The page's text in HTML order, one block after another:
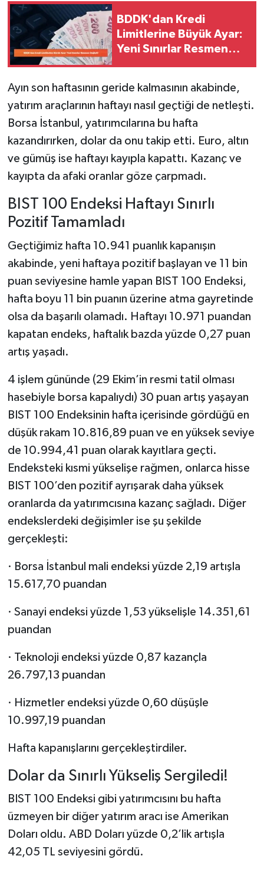
BDDK'dan Kredi
Limitlerine Büyük Ayar:
Yeni Sınırlar Resmen
Ayın son haftasının geride kalmasının akabinde,
yatırım araçlarının haftayı nasıl geçtiği de netleşti.
Borsa İstanbul, yatırımcılarına bu hafta
kazandırırken, dolar da onu takip etti. Euro, altın
ve gümüş ise haftayı kayıpla kapattı. Kazanç ve
kayıpta da afaki oranlar göze çarpmadı.
BIST 100 Endeksi Haftayı Sınırlı
Pozitif Tamamladı
Geçtiğimiz hafta 10.941 puanlık kapanışın
akabinde, yeni haftaya pozitif başlayan ve 11 bin
puan seviyesine hamle yapan BIST 100 Endeksi,
hafta boyu 11 bin puanın üzerine atma gayretinde
olsa da başarılı olamadı. Haftayı 10.971 puandan
kapatan endeks, haftalık bazda yüzde 0,27 puan
artış yaşadı.
4 işlem gününde (29 Ekim’in resmi tatil olması
hasebiyle borsa kapalıydı) 30 puan artış yaşayan
BIST 100 Endeksinin hafta içerisinde gördüğü en
düşük rakam 10.816,89 puan ve en yüksek seviye
de 10.994,41 puan olarak kayıtlara geçti.
Endeksteki kısmi yükselişe rağmen, onlarca hisse
BIST 100’den pozitif ayrışarak daha yüksek
oranlarda da yatırımcısına kazanç sağladı. Diğer
endekslerdeki değişimler ise şu şekilde
gerçekleşti:
· Borsa İstanbul mali endeksi yüzde 2,19 artışla
15.617,70 puandan
· Sanayi endeksi yüzde 1,53 yükselişle 14.351,61
puandan
· Teknoloji endeksi yüzde 0,87 kazançla
26.797,13 puandan
· Hizmetler endeksi yüzde 0,60 düşüşle
10.997,19 puandan
Hafta kapanışlarını gerçekleştirdiler.
Dolar da Sınırlı Yükseliş Sergiledi!
BIST 100 Endeksi gibi yatırımcısını bu hafta
üzmeyen bir diğer yatırım aracı ise Amerikan
Doları oldu. ABD Doları yüzde 0,2’lik artışla
42,05 TL seviyesini gördü.